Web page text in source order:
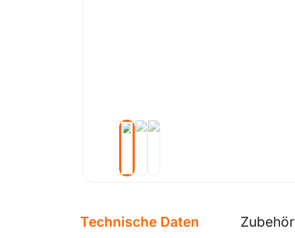
Technische Daten Zubehör